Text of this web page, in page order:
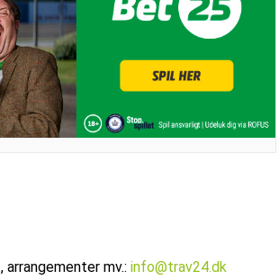
mv.: info@trav24.dk